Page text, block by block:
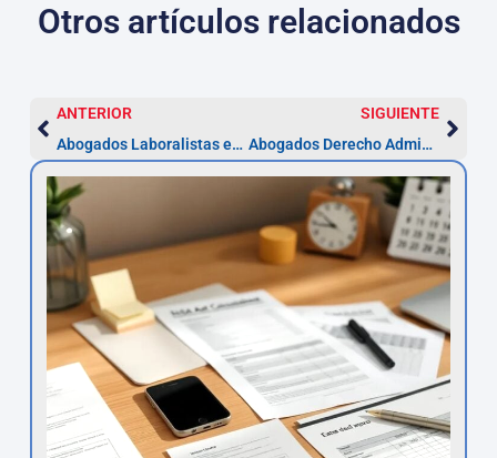
Otros artículos relacionados
ANTERIOR
Abogados Laboralistas en L’Hospitalet de Llobregat
SIGUIENTE
Abogados Derecho Administrativo en Elche | Asesor.Legal